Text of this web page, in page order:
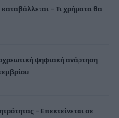
– Τι χρήματα θα
ψηφιακή ανάρτηση
– Επεκτείνεται σε